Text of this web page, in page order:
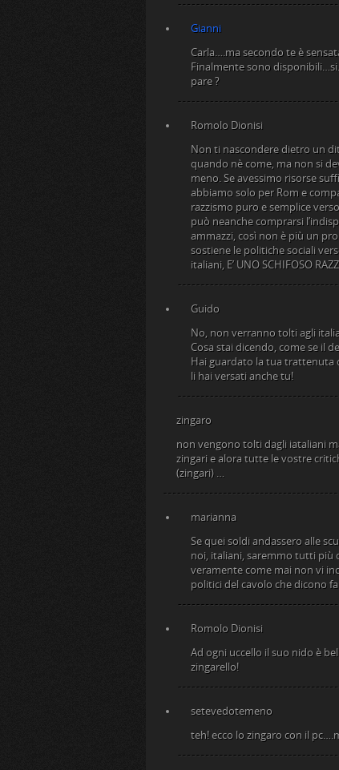
Gianni
Carla….ma secondo te è
Finalmente sono
pare ?
Romolo Dionisi
Non ti nascondere dietro un
quando nè come, ma non si
meno. Se avessimo risorse
abbiamo solo per Rom e
razzismo puro e semplice
può neanche comprarsi
ammazzi, così non è più un
sostiene le politiche sociali
italiani, E’ UNO SCHIFOSO
Guido
No, non verranno tolti agli
Cosa stai dicendo, come se il
Hai guardato la tua trattenuta
li hai versati anche tu!
zingaro
non vengono tolti dagli iataliani
zingari e alora tutte le vostre
(zingari) …
marianna
Se quei soldi andassero alle
noi, italiani, saremmo tutti più
veramente come mai non vi
politici del cavolo che dicono
Romolo Dionisi
Ad ogni uccello il suo nido è
zingarello!
setevedotemeno
teh! ecco lo zingaro con il